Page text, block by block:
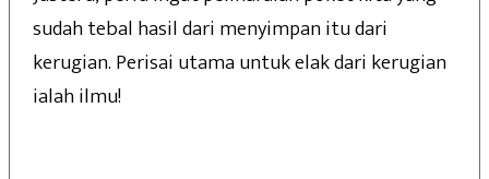
sudah tebal hasil dari menyimpan itu dari
kerugian. Perisai utama untuk elak dari kerugian
ialah ilmu!